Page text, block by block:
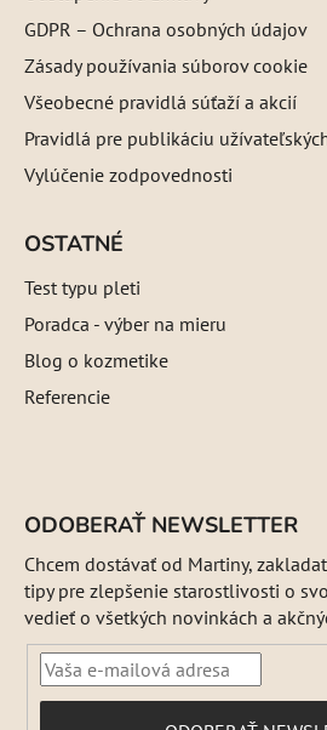
GDPR – Ochrana osobných údajov
Zásady používania súborov cookie
Všeobecné pravidlá súťaží a akcií
Pravidlá pre publikáciu
Vylúčenie zodpovednosti
OSTATNÉ
Test typu pleti
Poradca - výber na mieru
Blog o kozmetike
Referencie
ODOBERAŤ NEWSLETTER
Chcem dostávať od Martiny,
tipy pre zlepšenie starostlivosti o
vedieť o všetkých novinkách a